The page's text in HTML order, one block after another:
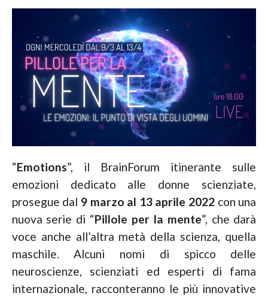
“Emotions”, il BrainForum itinerante sulle
emozioni dedicato alle donne scienziate,
prosegue dal 9 marzo al 13 aprile 2022 con una
nuova serie di “Pillole per la mente”, che darà
voce anche all’altra metà della scienza, quella
maschile. Alcuni nomi di spicco delle
neuroscienze, scienziati ed esperti di fama
internazionale, racconteranno le più innovative